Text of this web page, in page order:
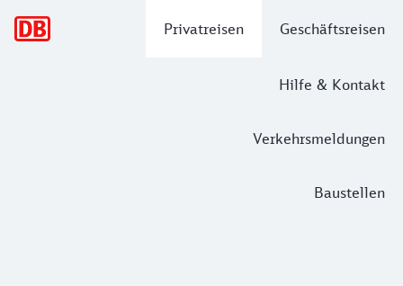
Privatreisen Geschäftsreisen
Hilfe & Kontakt
Verkehrsmeldungen
Baustellen